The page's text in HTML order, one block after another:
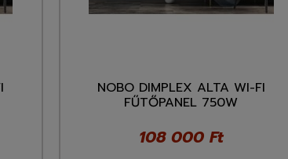
NOBO DIMPLEX ALTA WI-FI
FŰTŐPANEL 750W
108 000 Ft